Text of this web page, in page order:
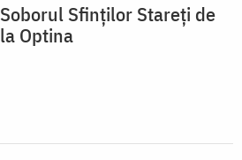
Soborul Sfinților Stareți de
la Optina